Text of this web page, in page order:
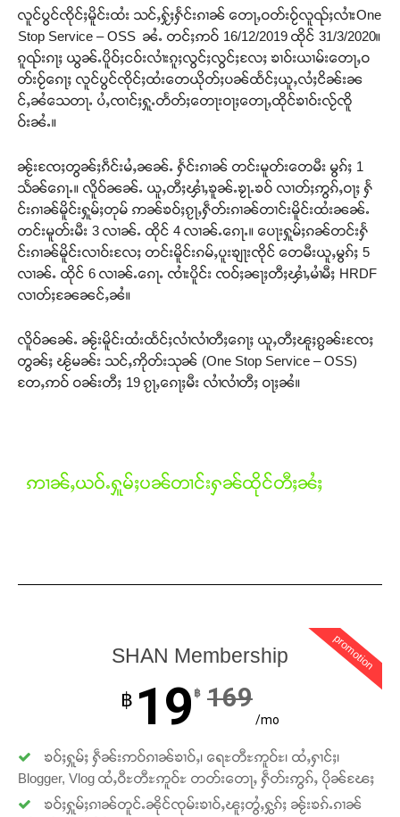
Support SHAN
တႃႇႁႂ်ႈသဵင်ၵၢင်ၸႂ်ၵူၼ်းမိူင်း ၵူႈတီႈၵူႈလႅၼ်ပေႃးတေၸွ
တ်ႇ တူဝ်ႈလုမ်ႈၾႃႉၼၼ်ႉ ၶဝ်ႈႁူမ်ႈၵမ်ႉထႅမ် ၸုမ်းၶၢ
ဝ်ႇၽူႈတွႆႇႁွၵ်ႈ လႆႈယူႇၶႃႈဢေႃႈ။
လူင်ပွင်ၸိုင်ႈမိူင်းထႆး သင်ႇႁႂ်ႈႁႅင်းၵၢၼ် တေႃႇဝတ်းဝႂ်လူၺ်ႈလၢႆးOne
Stop Service – OSS ၼႆႉ တင်ႈဢဝ် 16/12/2019 ထိုင် 31/3/2020။
ၵူၺ်းၵႃႈ ယွၼ်ႉပိူဝ်ႈငဝ်းလၢႆးၵူႈလွင်ႈလွင်ႈလႄႈ ၶၢဝ်းယၢမ်းတေႃႇဝ
တ်းဝႂ်ၵေႃႈ လူင်ပွင်ၸိုင်ႈထႆးတေယိုတ်ႈပၼ်ထႅင်ႈယူႇလႆႈငိၼ်းၼ
င်ႇၼႆသေတႃႉ ပႆႇၸၢင်ႈႁူႉတႅတ်ႈတေႃးဝႃႈတေႃႇထိုင်ၶၢဝ်းလႂ်ၸိူ
ဝ်းၼႆႉ။
ၼႂ်းၸႄႈတွၼ်ႈၵဵင်းမႆႇၼၼ်ႉ ႁႅင်းၵၢၼ် တင်းမူတ်းတေမီး မွၵ်ႈ 1
သႅၼ်ၵေႃႉ။ လိူဝ်ၼၼ်ႉ ယူႇတီႈၾၢႆႇၶူၼ်ႉၶႂႃႉၶဝ် လၢတ်ႈဢွၵ်ႇဝႃႈ ႁႅ
င်းၵၢၼ်မိူင်းႁူမ်ႈတုမ် ဢၼ်ၶဝ်ႈၵႂႃႇႁဵတ်းၵၢၼ်တၢင်းမိူင်းထႆးၼၼ်ႉ
တင်းမူတ်းမီး 3 လၢၼ်ႉ ထိုင် 4 လၢၼ်ႉၵေႃႉ။ ပေႃးႁူမ်ႈၵၼ်တင်းႁႅ
င်းၵၢၼ်မိူင်းလၢဝ်းလႄႈ တင်းမိူင်းၵမ်ႇပူးၶျႃးၸိုင် တေမီးယူႇမွၵ်ႈ 5
လၢၼ်ႉ ထိုင် 6 လၢၼ်ႉၵေႃႉ ၸၢႆးပိူင်း ၸဝ်ႈၼႃႈတီႈၾၢႆႇမၢႆမီႈ HRDF
လၢတ်ႈၼႄၼင်ႇၼႆ။
လိူဝ်ၼၼ်ႉ ၼႂ်းမိူင်းထႆးထႅင်ႈလၢႆလၢႆတီႈၵေႃႈ ယူႇတီႈၽူႈၵွၼ်းၸႄႈ
တွၼ်ႈ ၽႂ်မၼ်း သင်ႇဢိုတ်းသုၼ် (One Stop Service – OSS)
တႄႇဢဝ် ဝၼ်းတီႈ 19 ၵႂႃႇၵေႃႈမီး လၢႆလၢႆတီႈ ဝႃႈၼႆ။
ဢၢၼ်ႇယဝ်ႉႁူမ်ႈပၼ်တၢင်းႁၼ်ထိုင်တီႈၼႆႈ
promotion
SHAN Membership
฿ 19 ฿ 169
/mo
ၶဝ်ႈႁူမ်ႈ ႁဵၼ်းဢဝ်ၵၢၼ်ၶၢဝ်ႇ၊ ရေႊတီႊဢူဝ်ႊ၊ ထႆႇႁၢင်ႈ၊
Blogger, Vlog ထႆႇဝီႊတီႊဢူဝ်ႊ တတ်းတေႃႇ ႁဵတ်းဢွၵ်ႇ ပိုၼ်ၽႄႈ
ၶဝ်ႈႁူမ်ႈၵၢၼ်တူင်ႉၼိုင်ၸုမ်းၶၢဝ်ႇၽူႈတွႆႇႁွၵ်ႈ ၼႂ်းၶၵ်ႉၵၢၼ်